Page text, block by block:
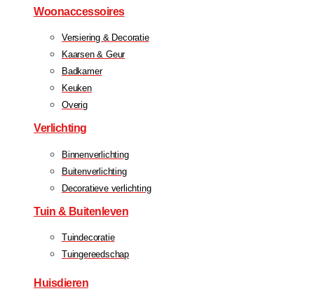
Woonaccessoires
Versiering & Decoratie
Kaarsen & Geur
Badkamer
Keuken
Overig
Verlichting
Binnenverlichting
Buitenverlichting
Decoratieve verlichting
Tuin & Buitenleven
Tuindecoratie
Tuingereedschap
Huisdieren